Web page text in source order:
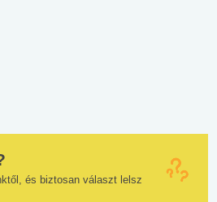
és biztosan választ lelsz